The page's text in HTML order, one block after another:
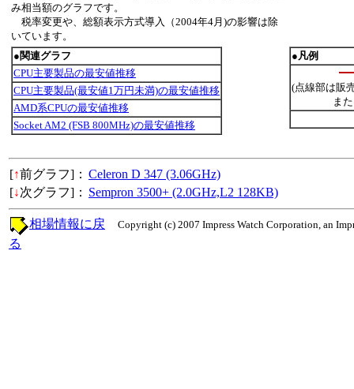
み相当額のグラフです。
税率変更や、総額表示方式導入（2004年4月)の影響は除
いています。
●関連グラフ
CPU主要製品の最安値推移
CPU主要製品(最安値1万円未満)の最安値推移
AMD系CPUの最安値推移
Socket AM2 (FSB 800MHz)の最安値推移
●凡例
(点線部は販
ま
[↑前グラフ]： Celeron D 347 (3.06GHz)
[↓次グラフ]： Sempron 3500+ (2.0GHz,L2 128KB)
Copyright (c) 2007 Impress Watch Corporation, an
相場情報に戻
る